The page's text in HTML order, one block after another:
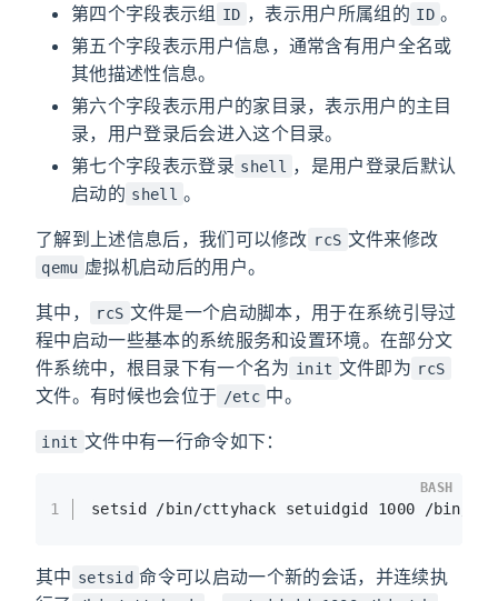
第四个字段表示组 ID ，表示用户所属组的 ID 。
第五个字段表示用户信息，通常含有用户全名或
其他描述性信息。
第六个字段表示用户的家目录，表示用户的主目
录，用户登录后会进入这个目录。
第七个字段表示登录 shell
，是用户登录后默认
启动的 shell 。
了解到上述信息后，我们可以修改 rcS 文件来修改
qemu 虚拟机启动后的用户。
其中， rcS 文件是一个启动脚本，用于在系统引导过
程中启动一些基本的系统服务和设置环境。在部分文
件系统中，根目录下有一个名为 init 文件即为 rcS
文件。有时候也会位于 /etc 中。
init 文件中有一行命令如下：
1 setsid /bin/cttyhack setuidgid 1000 /bin/sh
BASH
其中 setsid 命令可以启动一个新的会话，并连续执